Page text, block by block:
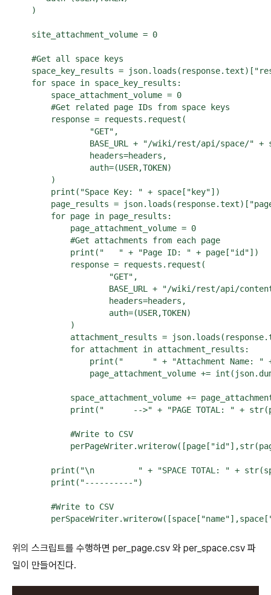
    )
    site_attachment_volume = 0
    #Get all space keys
space_key_results =
    for space in space_key_results:
        space_attachment_volume = 0
        #Get related page IDs from space keys
        response = requests.request(
                "GET",
BASE_URL + "/wiki/rest/api/space/" +
                headers=headers,
                auth=(USER,TOKEN)
        )
        print("Space Key: " + space["key"])
page_results =
        for page in page_results:
            page_attachment_volume = 0
            #Get attachments from each page
            print("   " + "Page ID: " + page["id"])
            response = requests.request(
                    "GET",
BASE_URL + "/wiki/rest/api/
                    headers=headers,
                    auth=(USER,TOKEN)
            )
attachment_results =
            for attachment in attachment_results:
print("      " + "Attachment Name:
page_attachment_volume +=
space_attachment_volume +=
print("      -->" + "PAGE TOTAL: " +
            #Write to CSV
print("\n         " + "SPACE TOTAL: " +
        print("----------")
        #Write to CSV
위의 스크립트를 수행하면 per_page.csv 와 per_space.csv 파
일이 만들어진다.